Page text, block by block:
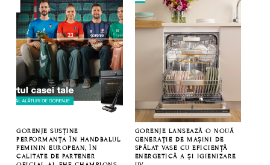
GORENJE SUSȚINE
PERFORMANȚA ÎN HANDBALUL
FEMININ EUROPEAN, ÎN
CALITATE DE PARTENER
GORENJE LANSEAZĂ O NOUĂ
GENERAȚIE DE MAȘINI DE
SPĂLAT VASE CU EFICIENȚĂ
ENERGETICĂ A ȘI IGIENIZARE